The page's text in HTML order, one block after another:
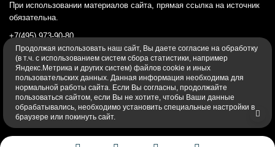
При использовании материалов сайта, прямая ссылка на источник
обязательна.
+7(495) 973-90-80
Политика конфиденциальности
Продолжая использовать наш cайт, Вы даете согласие на обработку
(в т.ч. с использованием систем сбора статистики, например
Яндекс.Метрика и других систем) файлов cookie и иных
пользовательских данных. Данная информация необходима для
нормальной работы сайта. Если Вы согласны, продолжайте
пользоваться сайтом, если Вы не хотите, чтобы Ваши данные
обрабатывались, необходимо установить специальные настройки в
браузере или покинуть сайт.